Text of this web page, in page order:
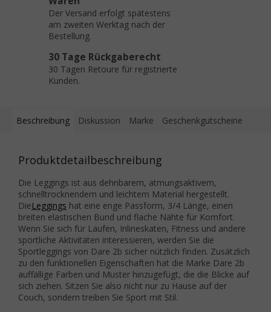
Der Versand erfolgt spätestens
am zweiten Werktag nach der
Bestellung.
30 Tage Rückgaberecht
30 Tagen Retoure für registrierte
Kunden.
Beschreibung Diskussion Marke Geschenkgutscheine
Produktdetailbeschreibung
Die Leggings ist aus dehnbarem, atmungsaktivem,
schnelltrocknendem und leichtem Material hergestellt.
DieLeggings hat eine enge Passform, 3/4 Länge, einen
breiten elastischen Bund und flache Nähte für Komfort.
Wenn Sie sich für Laufen, Inlineskaten, Fitness und andere
sportliche Aktivitäten interessieren, werden Sie die
Sportleggings von Dare 2b sicher nützlich finden. Zusätzlich
zu den funktionellen Eigenschaften hat die Marke Dare 2b
auffällige Farben und Muster hinzugefügt, die die Blicke auf
sich ziehen. Sitzen Sie also nicht nur zu Hause auf der
Couch, sondern treiben Sie Sport mit Stil.